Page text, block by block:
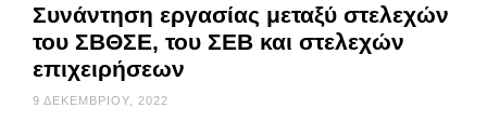
Συνάντηση εργασίας μεταξύ στελεχών
του ΣΒΘΣΕ, του ΣΕΒ και στελεχών
επιχειρήσεων
9 ΔΕΚΕΜΒΡΊΟΥ, 2022